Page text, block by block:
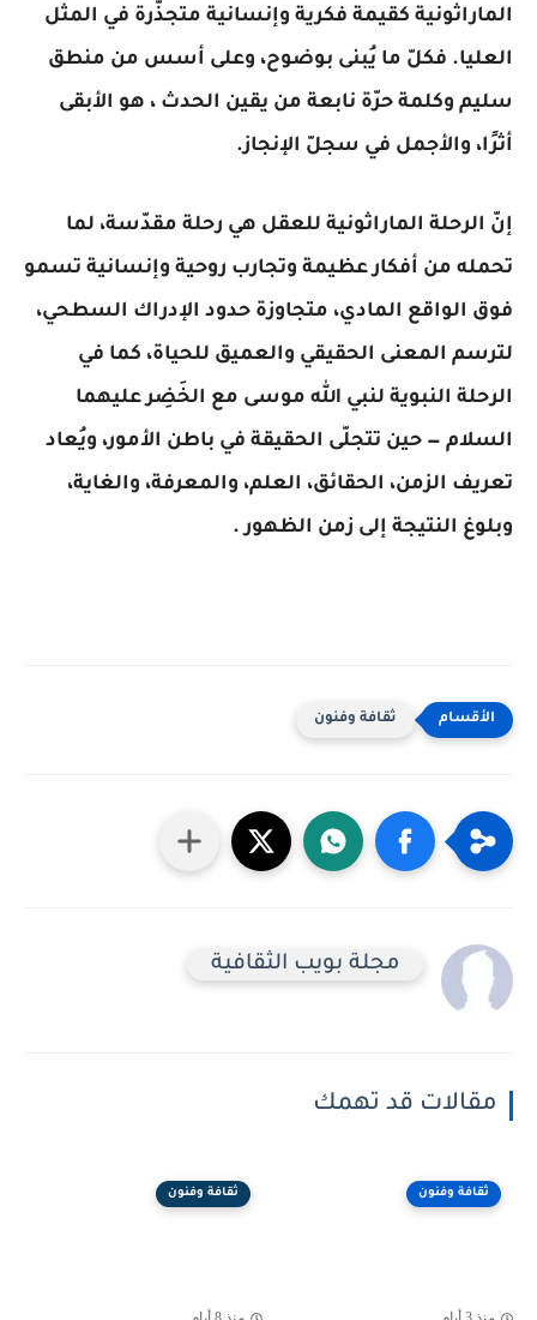
الماراثونية كقيمة فكرية وإنسانية متجذّرة في المثل
العليا. فكلّ ما يُبنى بوضوح، وعلى أسس من منطق
سليم وكلمة حرّة نابعة من يقين الحدث ، هو الأبقى
أثرًا، والأجمل في سجلّ الإنجاز.
إنّ الرحلة الماراثونية للعقل هي رحلة مقدّسة، لما
تحمله من أفكار عظيمة وتجارب روحية وإنسانية تسمو
فوق الواقع المادي، متجاوزة حدود الإدراك السطحي،
لترسم المعنى الحقيقي والعميق للحياة، كما في
الرحلة النبوية لنبي الله موسى مع الخَضِر عليهما
السلام — حين تتجلّى الحقيقة في باطن الأمور، ويُعاد
تعريف الزمن، الحقائق، العلم، والمعرفة، والغاية،
وبلوغ النتيجة إلى زمن الظهور .
ثقافة وفنون
مجلة بويب الثقافية
مقالات قد تهمك
ثقافة وفنون ثقافة وفنون